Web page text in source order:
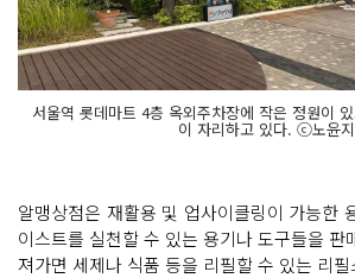
서울역 롯데마트 4층 옥외주차장에 작은 정원이
이 자리하고 있다. ⓒ노윤지
알맹상점은 재활용 및 업사이클링이 가능한
이스트를 실천할 수 있는 용기나 도구들을 판
져가면 세제나 식품 등을 리필할 수 있는 리